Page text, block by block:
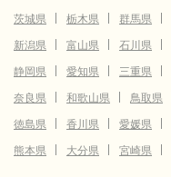
茨城県
栃木県 群馬県
新潟県
富山県 石川県
静岡県
愛知県 三重県
奈良県
和歌山県 鳥取県
徳島県
香川県 愛媛県
熊本県
大分県 宮崎県